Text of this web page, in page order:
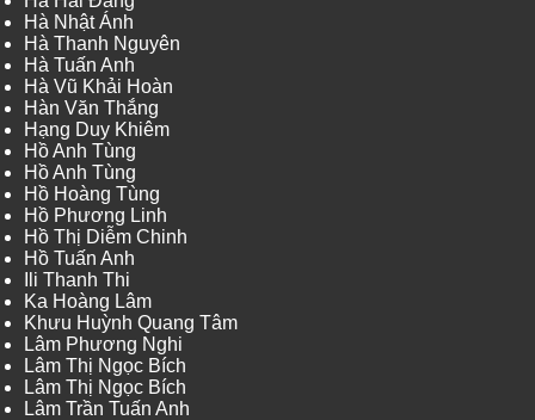
Hà Nhật Ánh
Hà Thanh Nguyên
Hà Tuấn Anh
Hà Vũ Khải Hoàn
Hàn Văn Thắng
Hạng Duy Khiêm
Hồ Anh Tùng
Hồ Anh Tùng
Hồ Hoàng Tùng
Hồ Phương Linh
Hồ Thị Diễm Chinh
Hồ Tuấn Anh
Ili Thanh Thi
Ka Hoàng Lâm
Khưu Huỳnh Quang Tâm
Lâm Phương Nghi
Lâm Thị Ngọc Bích
Lâm Thị Ngọc Bích
Lâm Trần Tuấn Anh